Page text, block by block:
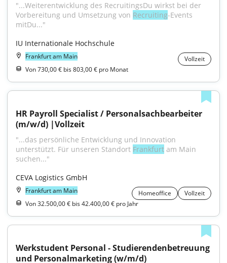
"...Weiterentwicklung des RecruitingsDu wirkst bei der
Vorbereitung und Umsetzung von Recruiting-Events
mitDu..."
IU Internationale Hochschule
Frankfurt am Main
Vollzeit
Von 730,00 € bis 803,00 € pro Monat
HR Payroll Specialist / Personalsachbearbeiter
(m/w/d) |Vollzeit
"...das persönliche Entwicklung und Innovation
unterstützt. Für unseren Standort Frankfurt am Main
suchen..."
CEVA Logistics GmbH
Frankfurt am Main Homeoffice
Vollzeit
Von 32.500,00 € bis 42.400,00 € pro Jahr
Werkstudent Personal - Studierendenbetreuung
und Personalmarketing (w/m/d)